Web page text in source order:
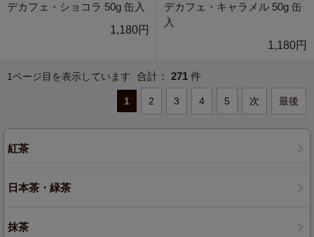
デカフェ・ショコラ 50g 缶入
1,180円
デカフェ・キャラメル 50g 缶
入
1,180円
1ページ目を表示しています 合計： 271 件
1 2 3 4 5 次 最後
紅茶
日本茶・緑茶
抹茶